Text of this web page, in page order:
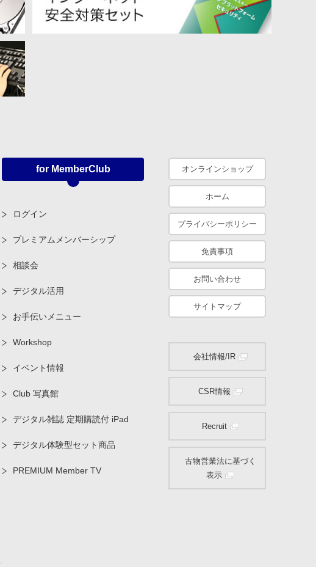
for MemberClub
ログイン
プレミアムメンバーシップ
相談会
デジタル活用
お手伝いメニュー
Workshop
イベント情報
Club 写真館
デジタル雑誌 定期購読付 iPad
デジタル体験型セット商品
PREMIUM Member TV
オンラインショップ
ホーム
プライバシーポリシー
免責事項
お問い合わせ
サイトマップ
会社情報/IR
CSR情報
Recruit
古物営業法に基づく
表示